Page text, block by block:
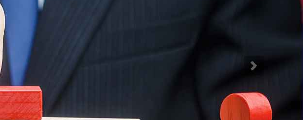
Next